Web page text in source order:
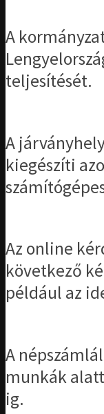
A
teljesítését.
A
kiegészíti
Az online
következő
például az
A
munkák
ig.